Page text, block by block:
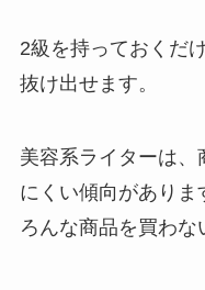
2級を持っておくだ
抜け出せます。
美容系ライターは、
にくい傾向があり
ろんな商品を買わな